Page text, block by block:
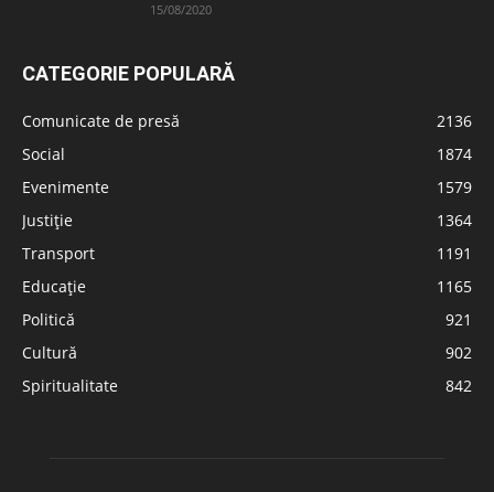
15/08/2020
CATEGORIE POPULARĂ
Comunicate de presă
2136
Social
1874
Evenimente
1579
Justiție
1364
Transport
1191
Educație
1165
Politică
921
Cultură
902
Spiritualitate
842